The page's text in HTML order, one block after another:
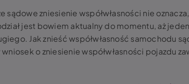
sądowe zniesienie współwłasności nie
jest bowiem aktualny do momentu, aż
Jak znieść współwłasność samochodu
o zniesienie współwłasności pojazdu